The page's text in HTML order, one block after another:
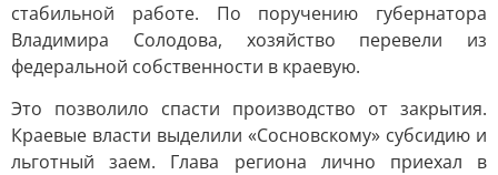
стабильной работе. По поручению губернатора
Владимира Солодова, хозяйство перевели из
федеральной собственности в краевую.
Это позволило спасти производство от закрытия.
Краевые власти выделили «Сосновскому» субсидию и
льготный заем. Глава региона лично приехал в